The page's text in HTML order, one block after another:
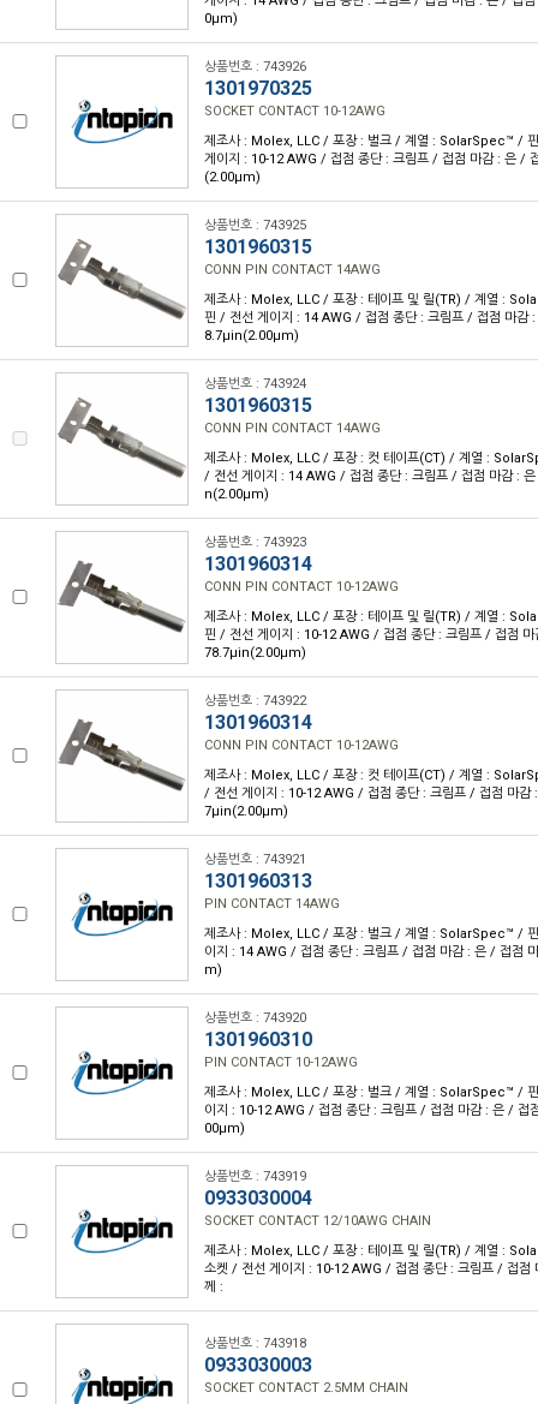
0µm)
상품번호 : 743926
1301970325
SOCKET CONTACT 10-12AWG
제조사 : Molex, LLC / 포장 : 벌크 / 계열 : SolarSpec™ /
게이지 : 10-12 AWG / 접점 종단 : 크림프 / 접점 마감 : 은 /
(2.00µm)
상품번호 : 743925
1301960315
CONN PIN CONTACT 14AWG
제조사 : Molex, LLC / 포장 : 테이프 및 릴(TR) / 계열 :
핀 / 전선 게이지 : 14 AWG / 접점 종단 : 크림프 / 접점 마감
8.7µin(2.00µm)
상품번호 : 743924
1301960315
CONN PIN CONTACT 14AWG
제조사 : Molex, LLC / 포장 : 컷 테이프(CT) / 계열 :
/ 전선 게이지 : 14 AWG / 접점 종단 : 크림프 / 접점 마감 :
n(2.00µm)
상품번호 : 743923
1301960314
CONN PIN CONTACT 10-12AWG
제조사 : Molex, LLC / 포장 : 테이프 및 릴(TR) / 계열 :
핀 / 전선 게이지 : 10-12 AWG / 접점 종단 : 크림프 / 접점
78.7µin(2.00µm)
상품번호 : 743922
1301960314
CONN PIN CONTACT 10-12AWG
제조사 : Molex, LLC / 포장 : 컷 테이프(CT) / 계열 :
/ 전선 게이지 : 10-12 AWG / 접점 종단 : 크림프 / 접점 마감
7µin(2.00µm)
상품번호 : 743921
1301960313
PIN CONTACT 14AWG
제조사 : Molex, LLC / 포장 : 벌크 / 계열 : SolarSpec™ /
이지 : 14 AWG / 접점 종단 : 크림프 / 접점 마감 : 은 / 접점
m)
상품번호 : 743920
1301960310
PIN CONTACT 10-12AWG
제조사 : Molex, LLC / 포장 : 벌크 / 계열 : SolarSpec™ /
이지 : 10-12 AWG / 접점 종단 : 크림프 / 접점 마감 : 은 / 접
00µm)
상품번호 : 743919
0933030004
SOCKET CONTACT 12/10AWG CHAIN
제조사 : Molex, LLC / 포장 : 테이프 및 릴(TR) / 계열 :
소켓 / 전선 게이지 : 10-12 AWG / 접점 종단 : 크림프 / 접점
께 :
상품번호 : 743918
0933030003
SOCKET CONTACT 2.5MM CHAIN